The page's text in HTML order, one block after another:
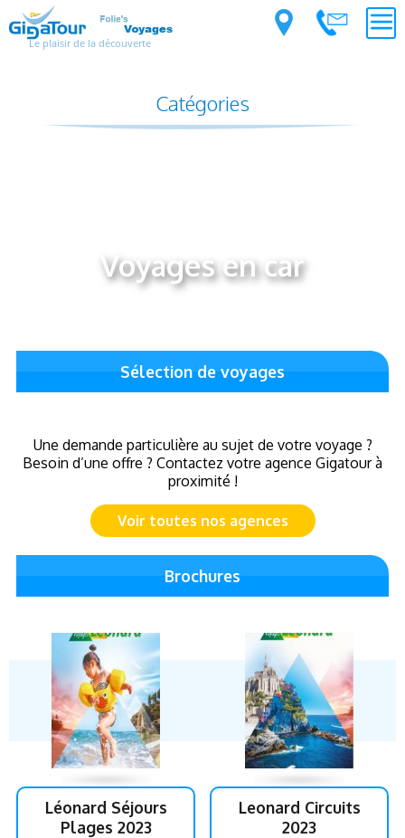
Le plaisir de la découverte
Catégories
Voyages en car
Sélection de voyages
Une demande particulière au sujet de votre voyage ?
Besoin d’une offre ? Contactez votre agence Gigatour à
proximité !
Voir toutes nos agences
Brochures
Léonard Séjours
Plages 2023
Leonard Circuits
2023